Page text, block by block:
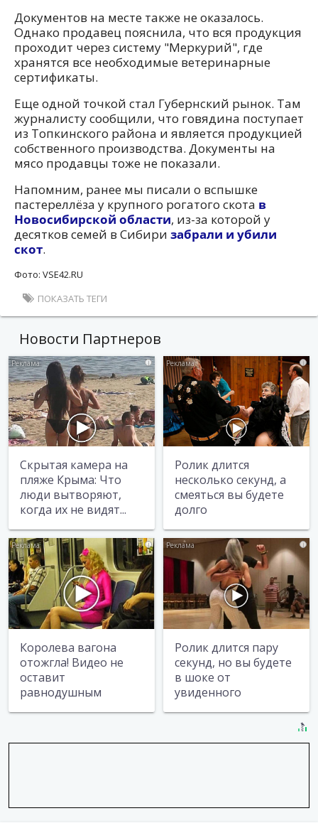
Документов на месте также не оказалось.
Однако продавец пояснила, что вся продукция
проходит через систему "Меркурий", где
хранятся все необходимые ветеринарные
сертификаты.
Еще одной точкой стал Губернский рынок. Там
журналисту сообщили, что говядина поступает
из Топкинского района и является продукцией
собственного производства. Документы на
мясо продавцы тоже не показали.
Напомним, ранее мы писали о вспышке
пастереллёза у крупного рогатого скота в
Новосибирской области, из-за которой у
десятков семей в Сибири забрали и убили
скот.
Фото: VSE42.RU
ПОКАЗАТЬ ТЕГИ
Новости Партнеров
i
Скрытая камера на
пляже Крыма: Что
люди вытворяют,
когда их не видят...
i
Ролик длится
несколько секунд, а
смеяться вы будете
долго
i
Королева вагона
отожгла! Видео не
оставит
равнодушным
i
Ролик длится пару
секунд, но вы будете
в шоке от
увиденного